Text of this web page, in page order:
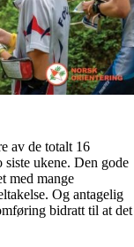
av de totalt 16
ukene. Den gode
med mange
Og antagelig
bidratt til at det